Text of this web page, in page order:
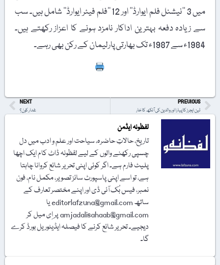
میں 3 ’’نیشنل فلم ایوارڈ‘‘ اور 12 ’’فلم فیئر ایوارڈ‘‘ شامل ہیں۔ سب
سے زیادہ دفعہ بہترین اداکار نامزد ہونے کا اعزاز رکھتے ہیں۔
1984ء سے 1987ء تک بھارتی پارلیمان کے رکن بھی رہے۔
PREVIOUS
ٹین ایجرز کا پیارا اور والدین کی آنکھ کا خار
NEXT
غدار کون؟
لفظونہ ایڈمن
تاریخ، حالاتِ حاضرہ، سیاحت اور علم و ادب میں دل
چسپی رکھنے والوں کے لیے لفظونہ ڈاٹ کام ایک اچھا
پلیٹ فارم ہے۔ اگر کوئی اپنی تحریر شائع کروانا چاہتا
ہے، تو اسے اپنی پاسپورٹ سائز تصویر، مکمل نام، فون
نمبر، فیس بُک آئی ڈی اور اپنے مختصر تعارف کے
ساتھ editorlafzuna@gmail.com یا
amjadalisahaab@gmail.com پر اِی میل کر
دیجیے۔ تحریر شائع کرنے کا فیصلہ ایڈیٹوریل بورڈ کرے
گا۔